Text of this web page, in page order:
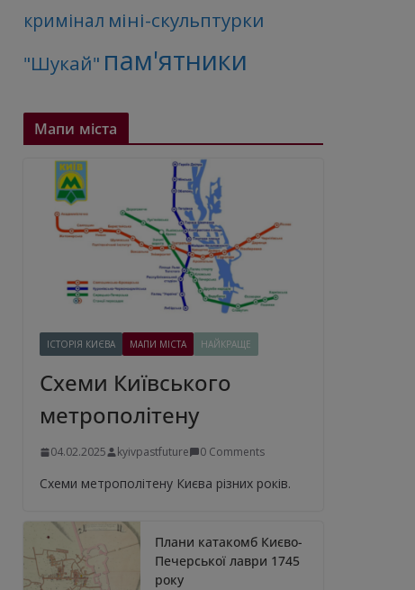
кримінал міні-скульптурки
"Шукай" пам'ятники
Мапи міста
ІСТОРІЯ КИЄВА МАПИ МІСТА НАЙКРАЩЕ
Схеми Київського
метрополітену
04.02.2025 kyivpastfuture 0 Comments
Схеми метрополітену Києва різних років.
Плани катакомб Києво-
Печерської лаври 1745
року